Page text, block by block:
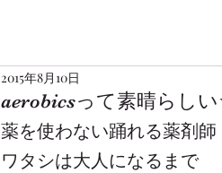
aerobicsって素晴らし
2015年8月10日
薬を使わない踊れる薬剤
ワタシは大人になるまで